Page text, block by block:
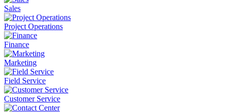
Sales
Project Operations
Finance
Marketing
Field Service
Customer Service